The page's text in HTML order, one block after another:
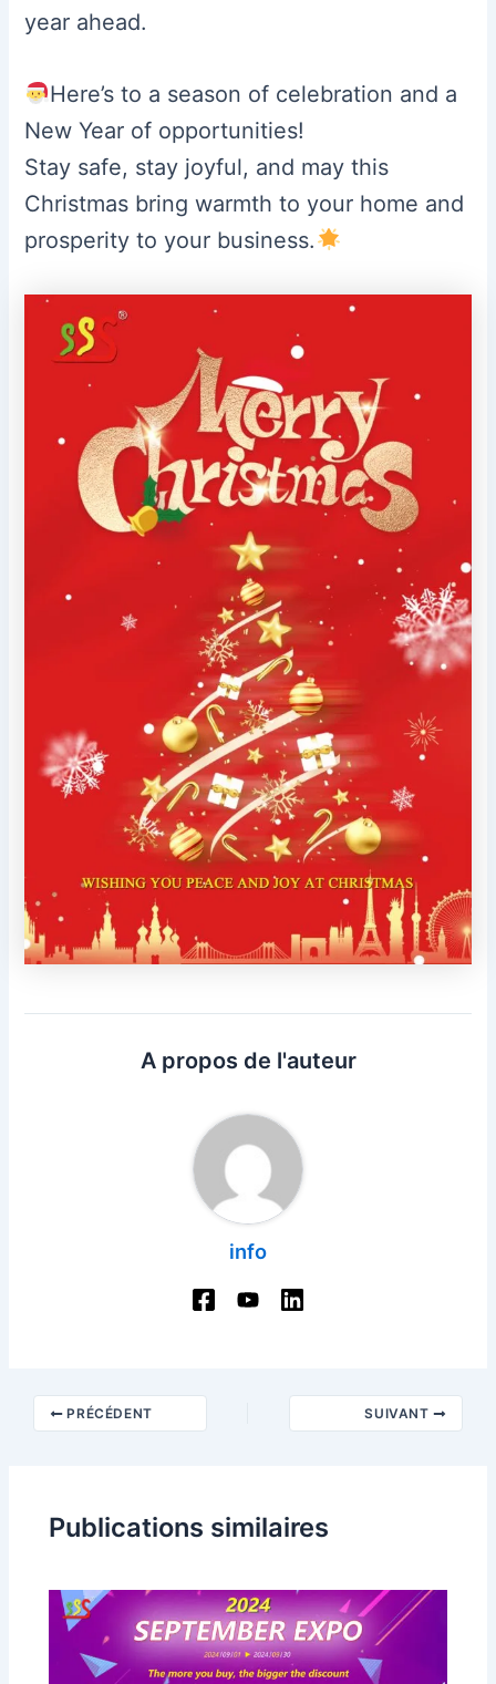
year ahead.
Here’s to a season of celebration and a
New Year of opportunities!
Stay safe, stay joyful, and may this
Christmas bring warmth to your home and
prosperity to your business.
A propos de l'auteur
info
Navigation
des
PRÉCÉDENT SUIVANT
Publications similaires